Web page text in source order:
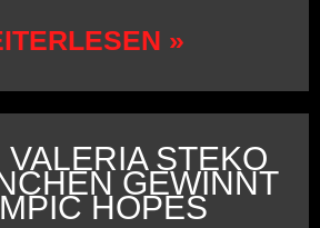
»
VALERIA STEKO
GEWINNT
HOPES